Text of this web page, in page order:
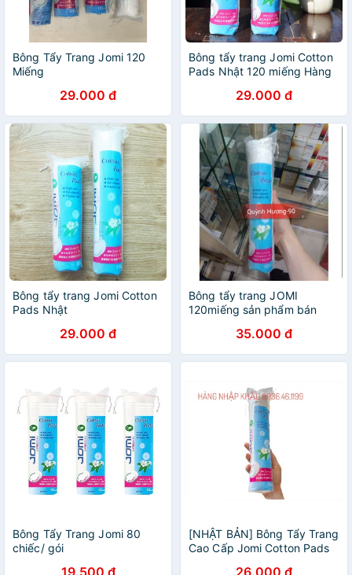
Bông Tẩy Trang Jomi 120
Miếng
29.000 đ
Bông tẩy trang Jomi Cotton
Pads Nhật 120 miếng Hàng
29.000 đ
Bông tẩy trang Jomi Cotton
Pads Nhật
29.000 đ
Bông tẩy trang JOMI
120miếng sản phẩm bán
35.000 đ
Bông Tẩy Trang Jomi 80
chiếc/ gói
19.500 đ
[NHẬT BẢN] Bông Tẩy Trang
Cao Cấp Jomi Cotton Pads
26.000 đ